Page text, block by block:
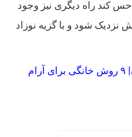
کند راه دیگری نیز وجود
نزدیک شود و با گزیه نوزاد
دلایل اصلی گریه نوزادان| ۹ روش خانگی برای آرام